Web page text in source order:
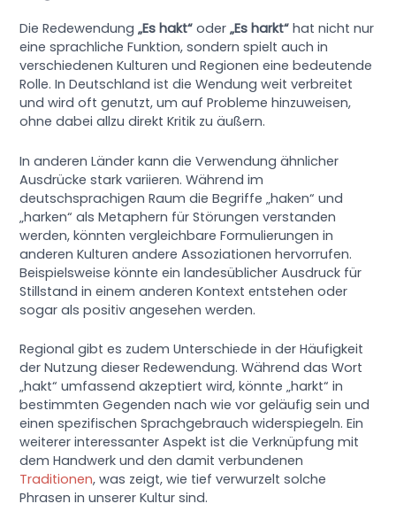
Die Redewendung„Es hakt“ oder„Es harkt“ hat nicht nur
eine sprachliche Funktion, sondern spielt auch in
verschiedenen Kulturen und Regionen eine bedeutende
Rolle. In Deutschland ist die Wendung weit verbreitet
und wird oft genutzt, um auf Probleme hinzuweisen,
ohne dabei allzu direkt Kritik zu äußern.
In anderen Länder kann die Verwendung ähnlicher
Ausdrücke stark variieren. Während im
deutschsprachigen Raum die Begriffe „haken“ und
„harken“ als Metaphern für Störungen verstanden
werden, könnten vergleichbare Formulierungen in
anderen Kulturen andere Assoziationen hervorrufen.
Beispielsweise könnte ein landesüblicher Ausdruck für
Stillstand in einem anderen Kontext entstehen oder
sogar als positiv angesehen werden.
Regional gibt es zudem Unterschiede in der Häufigkeit
der Nutzung dieser Redewendung. Während das Wort
„hakt“ umfassend akzeptiert wird, könnte „harkt“ in
bestimmten Gegenden nach wie vor geläufig sein und
einen spezifischen Sprachgebrauch widerspiegeln. Ein
weiterer interessanter Aspekt ist die Verknüpfung mit
dem Handwerk und den damit verbundenen
Traditionen, was zeigt, wie tief verwurzelt solche
Phrasen in unserer Kultur sind.